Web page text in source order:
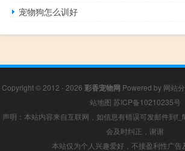
宠物狗怎么训好
Copyright © 2012 - 2026 彩香宠物网 Powered by 网站
站地图 苏ICP备10210235号
声明：本站内容来自互联网，如信息有错误可发邮件到
会及时纠正，谢谢
本站仅为个人兴趣爱好，不接盈利性广告